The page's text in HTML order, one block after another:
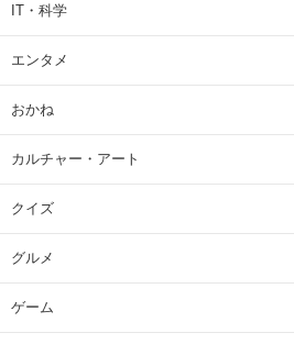
IT・科学
エンタメ
おかね
カルチャー・アート
クイズ
グルメ
ゲーム